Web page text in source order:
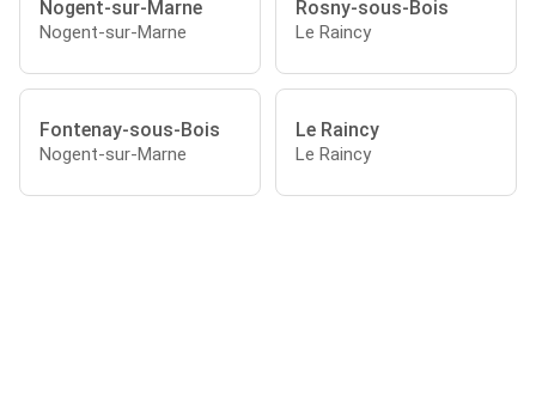
Nogent-sur-Marne
Nogent-sur-Marne
Rosny-sous-Bois
Le Raincy
Fontenay-sous-Bois
Nogent-sur-Marne
Le Raincy
Le Raincy